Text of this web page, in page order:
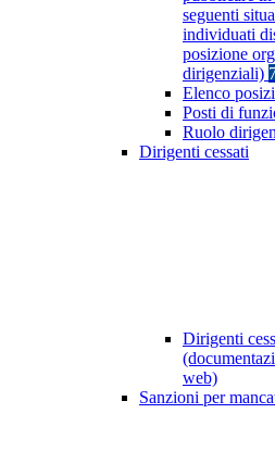
seguenti
individuati
posizione
dirigenziali)
Elenco
Posti di
Ruolo
Dirigenti cessati
Dirigenti
web)
Sanzioni per